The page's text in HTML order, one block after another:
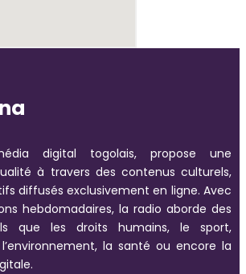
digital togolais, propose une
à travers des contenus culturels,
diffusés exclusivement en ligne. Avec
hebdomadaires, la radio aborde des
que les droits humains, le sport,
l’environnement, la santé ou encore la